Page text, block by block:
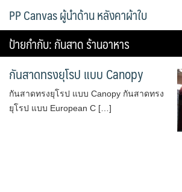
PP Canvas ผู้นำด้าน หลังคาผ้าใบ
ป้ายกำกับ:กันสาด ร้านอาหาร
กันสาดทรงยุโรป แบบ Canopy
กันสาดทรงยุโรป แบบ Canopy กันสาดทรง
ยุโรป แบบ European C […]